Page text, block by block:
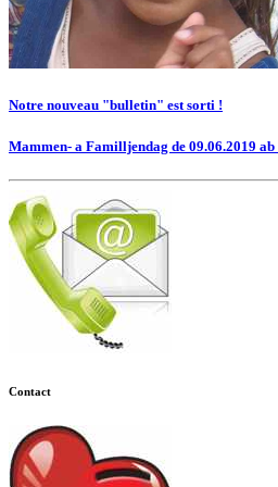
Notre nouveau "bulletin" est sorti !
Mammen- a Familljendag de 09.06.2019
Contact